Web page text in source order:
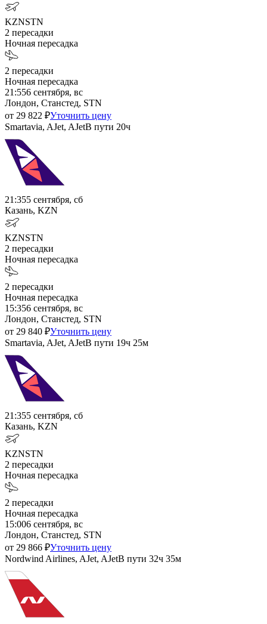
KZNSTN
2 пересадки
Ночная пересадка
2 пересадки
Ночная пересадка
21:556 сентября, вс
Лондон, Станстед, STN
от 29 822 ₽Уточнить цену
Smartavia, AJet, AJetВ пути 20ч
21:355 сентября, сб
Казань, KZN
KZNSTN
2 пересадки
Ночная пересадка
2 пересадки
Ночная пересадка
15:356 сентября, вс
Лондон, Станстед, STN
от 29 840 ₽Уточнить цену
Smartavia, AJet, AJetВ пути 19ч 25м
21:355 сентября, сб
Казань, KZN
KZNSTN
2 пересадки
Ночная пересадка
2 пересадки
Ночная пересадка
15:006 сентября, вс
Лондон, Станстед, STN
от 29 866 ₽Уточнить цену
Nordwind Airlines, AJet, AJetВ пути 32ч 35м